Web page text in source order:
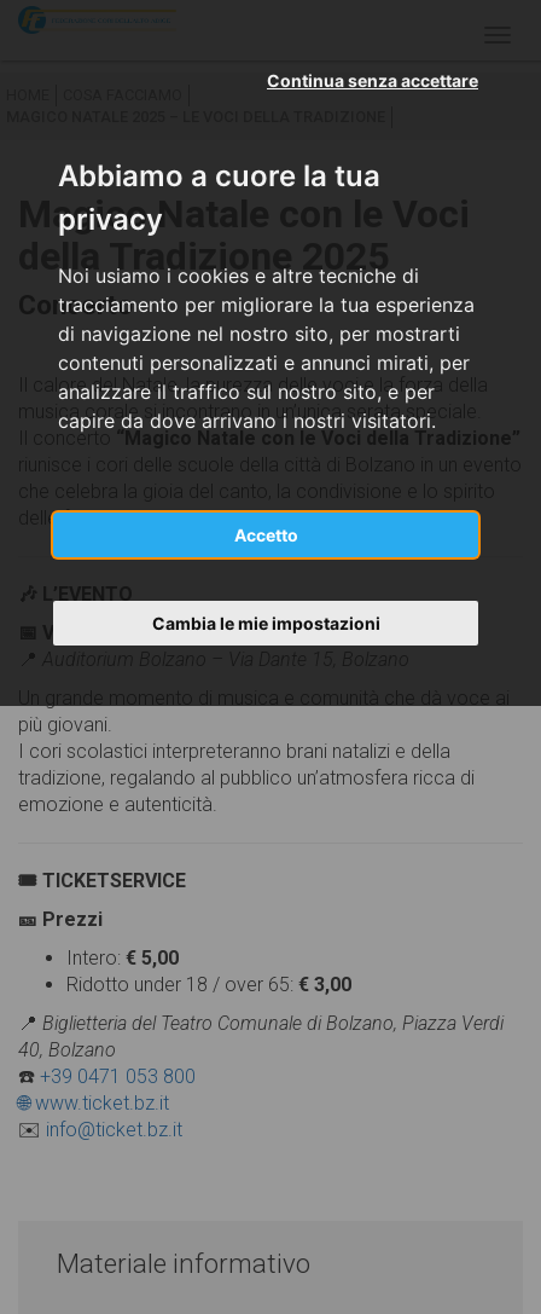
Abbiamo a cuore la tua
privacy
Noi usiamo i cookies e altre tecniche di
tracciamento per migliorare la tua esperienza
di navigazione nel nostro sito, per mostrarti
contenuti personalizzati e annunci mirati, per
analizzare il traffico sul nostro sito, e per
capire da dove arrivano i nostri visitatori.
Accetto
Continua senza accettare
Cambia le mie impostazioni
Magico Natale con le Voci
della Tradizione 2025
Concerto
Il calore del Natale, la purezza delle voci e la forza della
musica corale si incontrano in un’unica serata speciale.
Il concerto
delle festività.
📅 Venerdì 12 dicembre 2025 – Ore 18.00
più giovani.
I cori scolastici interpreteranno brani natalizi e della
tradizione, regalando al pubblico un’atmosfera ricca di
emozione e autenticità.
🎟️ TICKETSERVICE
🎫 Prezzi
Intero: € 5,00
Ridotto under 18 / over 65: € 3,00
📍 Biglietteria del Teatro Comunale di Bolzano, Piazza Verdi
40, Bolzano
☎️ +39 0471 053 800
🌐 www.ticket.bz.it
✉️ info@ticket.bz.it
Materiale informativo